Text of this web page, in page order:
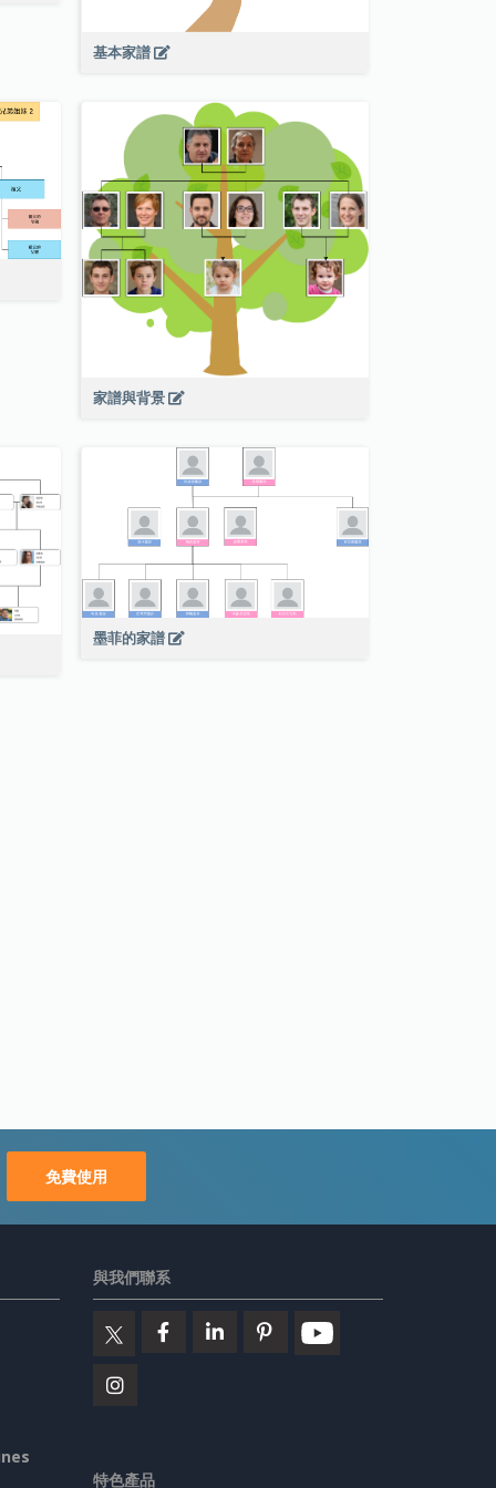
基本家譜
家譜與背景
墨菲的家譜
免費使用
與我們聯系
特色產品